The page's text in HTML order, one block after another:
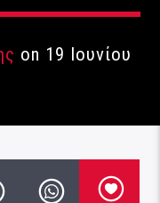
on 19 Ιουνίου